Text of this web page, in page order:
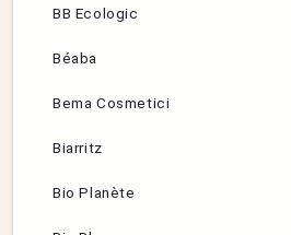
BB Ecologic
Béaba
Bema Cosmetici
Biarritz
Bio Planète